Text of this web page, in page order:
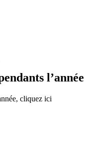
l’année
cliquez ici